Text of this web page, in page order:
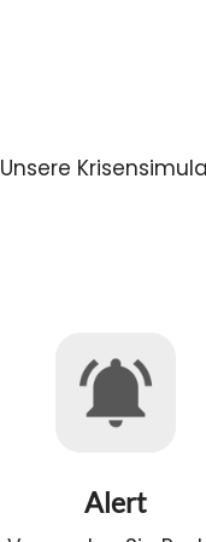
Unsere
Alert